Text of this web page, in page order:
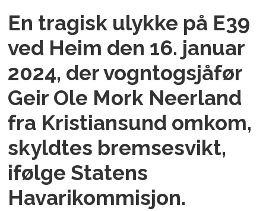
En tragisk ulykke på E39
ved Heim den 16. januar
2024, der vogntogsjåfør
Geir Ole Mork Neerland
fra Kristiansund omkom,
skyldtes bremsesvikt,
ifølge Statens
Havarikommisjon.